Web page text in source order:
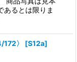
あるとは限りま
〉 [S12a]